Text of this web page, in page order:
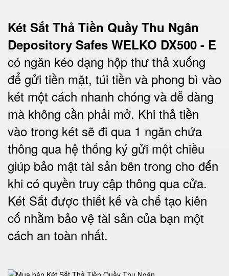
Két Sắt Thả Tiền Quầy Thu Ngân
Depository Safes WELKO DX500 - E
có ngăn kéo dạng hộp thư thả xuống
để gửi tiền mặt, túi tiền và phong bì vào
két một cách nhanh chóng và dễ dàng
mà không cần phải mở. Khi thả tiền
vào trong két sẽ đi qua 1 ngăn chứa
thông qua hệ thống ký gửi một chiều
giúp bảo mật tài sản bên trong cho đến
khi có quyền truy cập thông qua cửa.
Két Sắt được thiết kế và chế tạo kiên
cố nhằm bảo vệ tài sản của bạn một
cách an toàn nhất.